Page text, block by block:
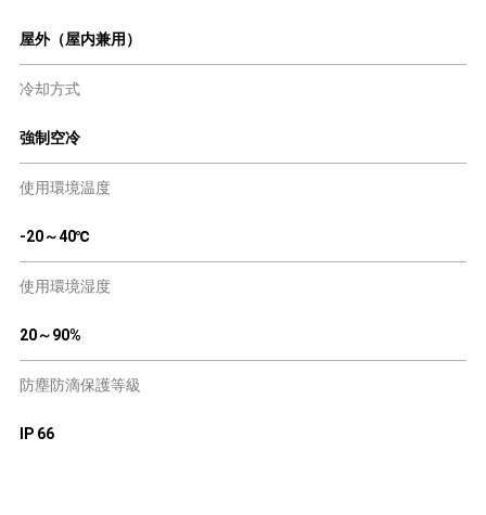
屋外（屋内兼用）
冷却方式
強制空冷
使用環境温度
-20～40℃
使用環境湿度
20～90%
防塵防滴保護等級
IP 66